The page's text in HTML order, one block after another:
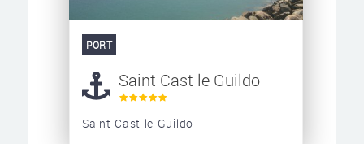
PORT
Saint Cast le Guildo
Saint-Cast-le-Guildo